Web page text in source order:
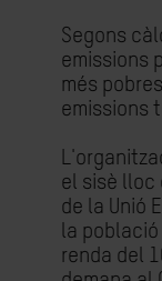
Segons
emissions
més
emissions
el sisè lloc
de la Unió
la
renda del